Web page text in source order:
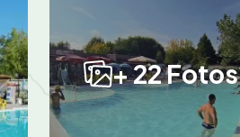
+ 22 Fotos